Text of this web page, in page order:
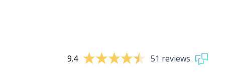
9.4 51 reviews